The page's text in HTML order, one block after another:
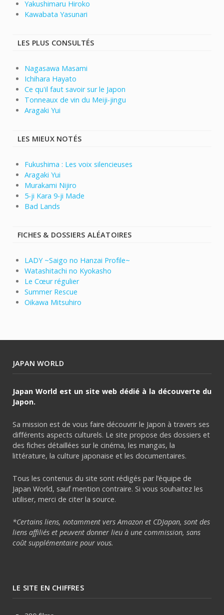
Yakushimaru Hiroko
Kawabata Yasunari
LES PLUS CONSULTÉS
Nagasawa Masami
Ichihara Hayato
Ce qu'il faut savoir sur le Japon
Tonneaux de vin du Meiji-jingu
Aragaki Yui
LES MIEUX NOTÉS
Fukushima : Les voix silencieuses
Aragaki Yui
Murakami Nijiro
5-ji Kara 9-ji Made
Bad Lands
FICHES & DOSSIERS ALÉATOIRES
LADY ~Saigo no Hanzai Profile~
Watashitachi no Kyokasho
Le Cœur régulier
Summer Rescue
Oikawa Mitsuhiro
JAPAN WORLD
Japan World est un site web dédié à la découverte du
Japon.
Sa mission est de vous faire découvrir le Japon à travers ses
différents aspects culturels. Le site propose des dossiers et
des fiches détaillées sur le cinéma, les mangas, la
littérature, la culture japonaise et les documentaires.
Tous les contenus du site sont rédigés par l’équipe de
Japan World, sauf mention contraire. Si vous souhaitez les
utiliser, merci de citer la source.
*Certains liens, notamment vers Amazon et CDJapan, sont des
liens affiliés et peuvent donner lieu à une commission, sans
coût supplémentaire pour vous.
LE SITE EN CHIFFRES